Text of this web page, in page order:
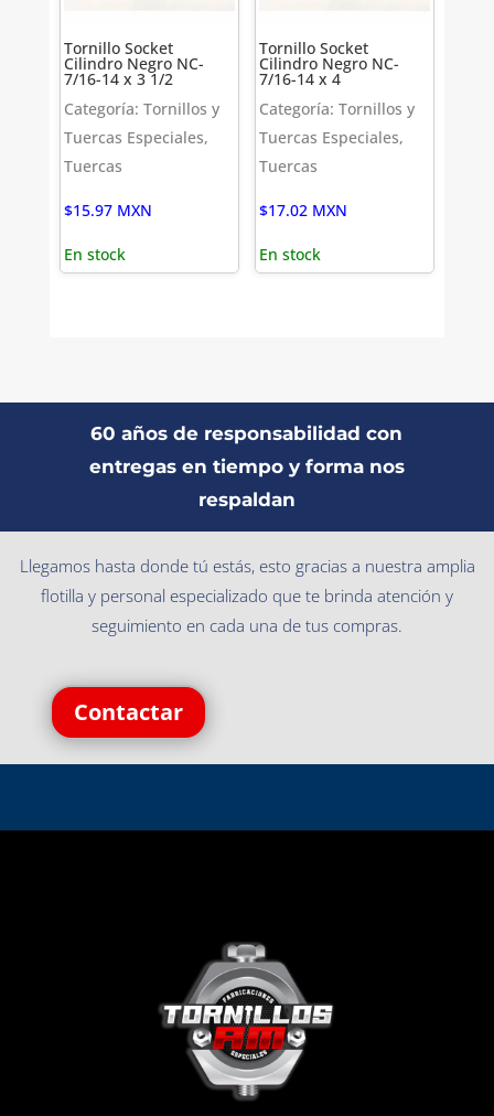
Tornillo Socket
Cilindro Negro NC-
7/16-14 x 3 1/2
Categoría: Tornillos y
Tuercas Especiales,
Tuercas
$15.97 MXN
En stock
Tornillo Socket
Cilindro Negro NC-
7/16-14 x 4
Categoría: Tornillos y
Tuercas Especiales,
Tuercas
$17.02 MXN
En stock
60 años de responsabilidad con
entregas en tiempo y forma nos
respaldan
Llegamos hasta donde tú estás, esto gracias a nuestra amplia
flotilla y personal especializado que te brinda atención y
seguimiento en cada una de tus compras.
Contactar